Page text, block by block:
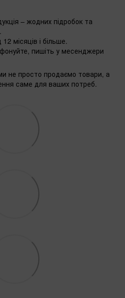
– жодних підробок та
місяців і більше.
пишіть у месенджери
не просто продаємо товари, а
саме для ваших потреб.